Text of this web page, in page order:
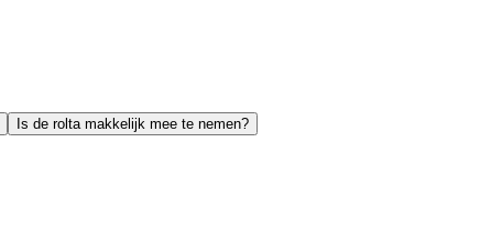
Is de rolta makkelijk mee te nemen?